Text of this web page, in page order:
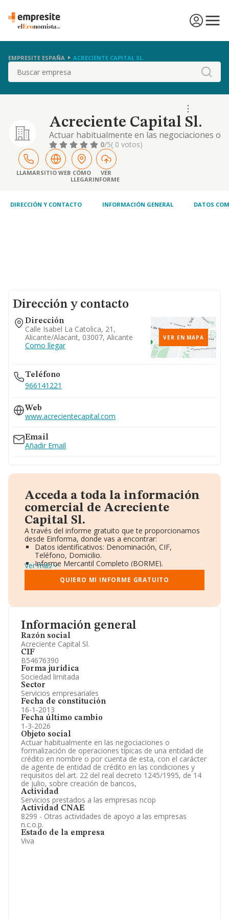
EMPRESITE ESPAÑA ACRECIENTE CAPITAL SL.
Buscar
Acreciente Capital Sl.
Actuar habitualmente en las negociaciones o
formalización de operaciones típicas de una
entidad de crédito en nombre o por cuenta
de esta, con el carácter de agente de entidad
de crédito en las condiciones y requisitos del
art. 22 del real decreto 1245/1995, de 14 de
0/5( 0 votos)
LLAMARSITIO WEB CÓMO
LLEGAR
VER
INFORME
DIRECCIÓN Y CONTACTO INFORMACIÓN GENERAL DATOS
Información general
Razón social
Acreciente Capital Sl.
CIF
B54676390
Forma jurídica
Sociedad limitada
Sector
Servicios empresariales
Fecha de constitución
16-1-2013
Fecha último cambio
1-3-2026
Objeto social
Actuar habitualmente en las negociaciones o
formalización de operaciones típicas de una entidad de
crédito en nombre o por cuenta de esta, con el carácter
de agente de entidad de crédito en las condiciones y
requisitos del art. 22 del real decreto 1245/1995, de 14
de julio, sobre creación de bancos,
Actividad
Servicios prestados a las empresas ncop
Actividad CNAE
8299 - Otras actividades de apoyo a las empresas
n.c.o.p.
Estado de la empresa
Viva
Dirección y contacto
Dirección
Calle Isabel La Catolica, 21,
Alicante/alacant, 03007, Alicante
Como llegar
VER EN MAPA
Teléfono
966141221
Web
www.acrecientecapital.com
Email
Añadir Email
Acceda a toda la información
comercial de Acreciente
Capital Sl.
A través del informe gratuito que te proporcionamos
desde Einforma, donde vas a encontrar:
Datos identificativos: Denominación, CIF,
Teléfono, Domicilio.
Informe Mercantil Completo (BORME).
Gráficos de Evolución Ventas y Empleados.
Consejo de Administración y Administradores.
Directivos y Ejecutivos.
Información oficial y registral complementaria.
Ver más
QUIERO MI INFORME GRATUITO